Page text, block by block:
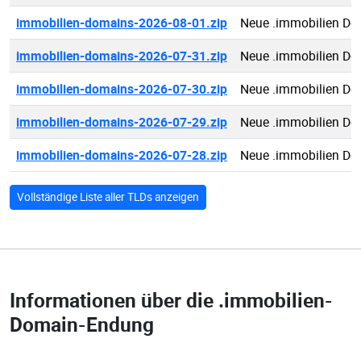
immobilien-domains-2026-08-01.zip
Neue .immobilien
immobilien-domains-2026-07-31.zip
Neue .immobilien
immobilien-domains-2026-07-30.zip
Neue .immobilien
immobilien-domains-2026-07-29.zip
Neue .immobilien
immobilien-domains-2026-07-28.zip
Neue .immobilien
Vollständige Liste aller TLDs anzeigen
Informationen über die .immobilien-
Domain-Endung